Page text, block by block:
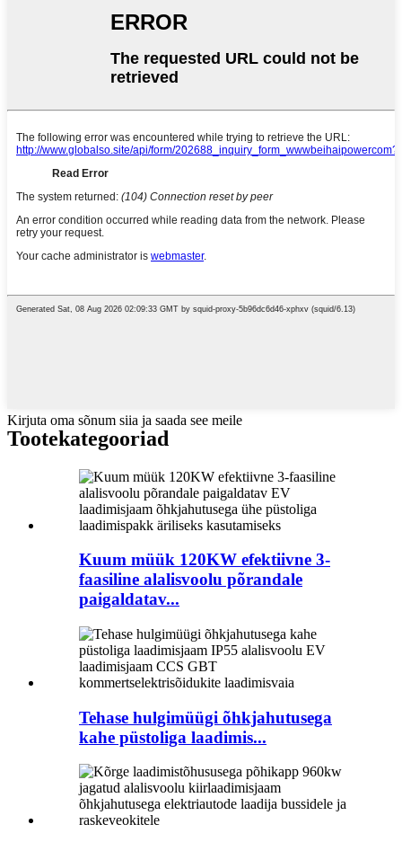
Kirjuta oma sõnum siia ja saada see meile
Tootekategooriad
Kuum müük 120KW efektiivne 3-
faasiline alalisvoolu põrandale
paigaldatav...
Tehase hulgimüügi õhkjahutusega
kahe püstoliga laadimis...